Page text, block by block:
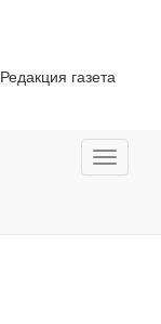
газета
Toggle